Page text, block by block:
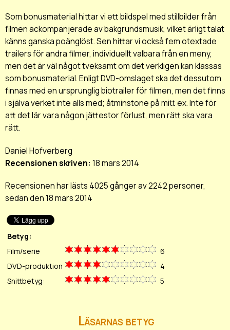
Som bonusmaterial hittar vi ett bildspel med stillbilder från
filmen ackompanjerade av bakgrundsmusik, vilket ärligt talat
känns ganska poänglöst. Sen hittar vi också fem otextade
trailers för andra filmer, individuellt valbara från en meny,
men det är väl något tveksamt om det verkligen kan klassas
som bonusmaterial. Enligt DVD-omslaget ska det dessutom
finnas med en ursprunglig biotrailer för filmen, men det finns
i själva verket inte alls med; åtminstone på mitt ex. Inte för
att det lär vara någon jättestor förlust, men rätt ska vara
rätt.
Daniel Hofverberg
Recensionen skriven: 18 mars 2014
Recensionen har lästs 4025 gånger av 2242 personer,
sedan den 18 mars 2014
Betyg:
Film/serie
6
DVD-produktion
4
Snittbetyg:
5
Läsarnas betyg